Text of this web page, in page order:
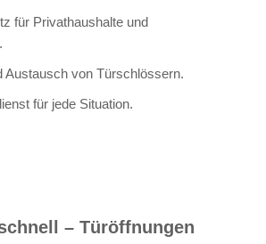
für Privathaushalte und
Austausch von Türschlössern.
für jede Situation.
– Türöffnungen